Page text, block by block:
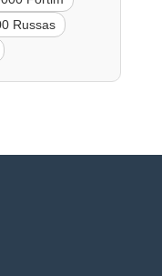
Russas